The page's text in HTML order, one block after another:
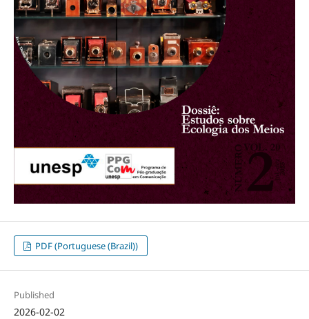
PDF (Portuguese (Brazil))
Published
2026-02-02